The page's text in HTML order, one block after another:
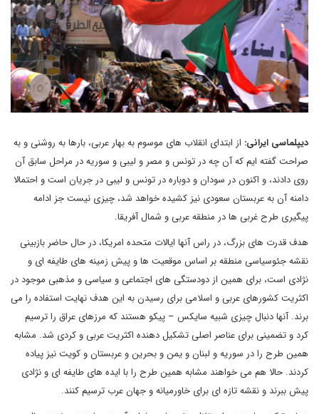
دیپلماسی ایرانی: از ابتدای انقلاب های موسوم به بهار عربی، بارها به روشنی و به
صراحت گفته ایم که آن چه در تونس و مصر و لیبی و سوریه در مراحل سابق آن
روی دادند، و اکنون در سودان و دوباره در تونس و لیبی در جریان است و احتمالا
دامنه آن به عربستان سعودی نیز کشیده خواهد شد، چیزی نیست جز ادامه
پیگیری طرح غربی ها در منطقه عربی و شمال آفریقا.
هدف قدرت های بزرگ، در راس آنها ایالات متحده امریکا، در حال حاضر بازبینی
نقشه جئوسیاسی منطقه بر اساس موقعیت ها و پیش زمینه های طایفه ای و
نژادی است، برای همین از دودستگی های اجتماعی و سیاسی و مذهبی موجود در
اکثریت کشورهای عربی و اسلامی برای رسیدن به این هدف نهایت استفاده را می
برند. آنها دنبال چیزی شبیه سایکس – پیکو هستند که مرزهای عراق را ترسیم
کرد و تضمینی برای عناصر اصلی تشکیل دهنده اکثریت عربی و کردی شد. مشابه
همین طرح را در سوریه و لبنان و یمن و بحرین و عربستان و کویت نیز پیاده
کردند. حالا هم می خواهند مشابه همین طرح را با ایده های طایفه ای و نژادی
پیش ببرند و نقشه تازه ای برای خاورمیانه و جهان عرب ترسیم کنند.